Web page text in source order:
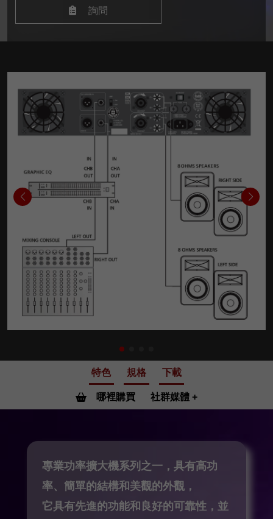
詢問
特色 規格 下載
哪裡購買 社群媒體
專業功率擴大機系列之一，具有高功
率、簡單的結構和美觀的外觀，
它具有先進的功能和良好的可靠性，並